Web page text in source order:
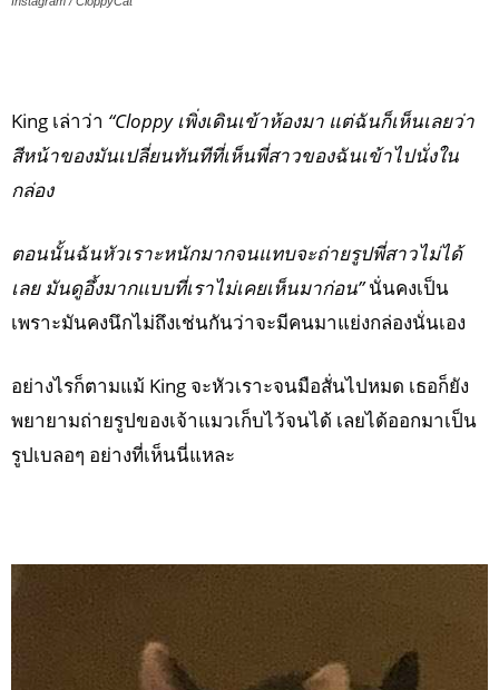
King เล่าว่า “Cloppy เพิ่งเดินเข้าห้องมา แต่ฉันก็เห็นเลยว่า
สีหน้าของมันเปลี่ยนทันทีที่เห็นพี่สาวของฉันเข้าไปนั่งใน
กล่อง
ตอนนั้นฉันหัวเราะหนักมากจนแทบจะถ่ายรูปพี่สาวไม่ได้
เลย มันดูอึ้งมากแบบที่เราไม่เคยเห็นมาก่อน”นั่นคงเป็น
เพราะมันคงนึกไม่ถึงเช่นกันว่าจะมีคนมาแย่งกล่องนั่นเอง
อย่างไรก็ตามแม้ King จะหัวเราะจนมือสั่นไปหมด เธอก็ยัง
พยายามถ่ายรูปของเจ้าแมวเก็บไว้จนได้ เลยได้ออกมาเป็น
รูปเบลอๆ อย่างที่เห็นนี่แหละ